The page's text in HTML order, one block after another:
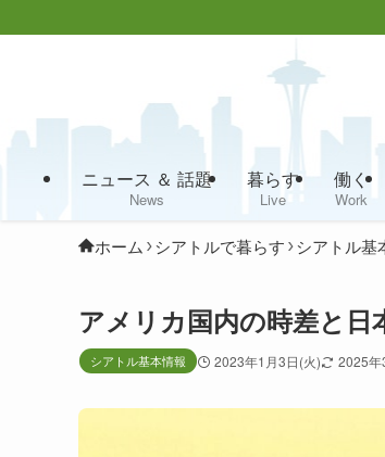
ニュース ＆ 話題
News
暮らす
Live
働く
Work
ホーム シアトルで暮らす シアトル基
アメリカ国内の時差と日
シアトル基本情報 2023年1月3日(火) 2025年